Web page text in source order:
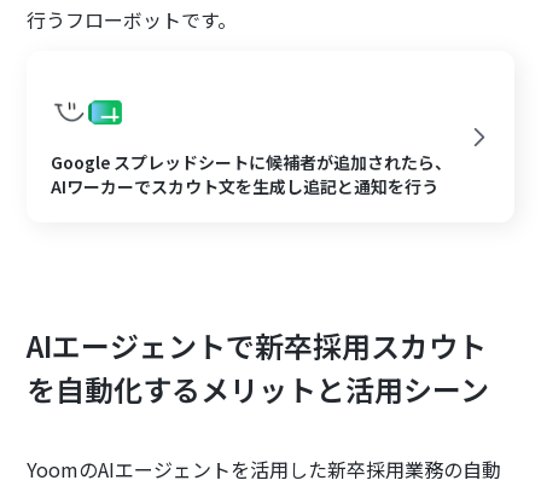
行うフローボットです。
Google スプレッドシートに候補者が追加されたら、
AIワーカーでスカウト文を生成し追記と通知を行う
AIエージェントで新卒採用スカウト
を自動化するメリットと活用シーン
YoomのAIエージェントを活用した新卒採用業務の自動